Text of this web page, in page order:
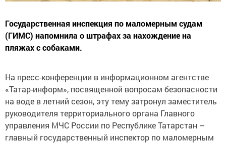
Государственная инспекция по маломерным судам
(ГИМС) напомнила о штрафах за нахождение на
пляжах с собаками.
На пресс-конференции в информационном агентстве
«Татар-информ», посвященной вопросам безопасности
на воде в летний сезон, эту тему затронул заместитель
руководителя территориального органа Главного
управления МЧС России по Республике Татарстан –
главный государственный инспектор по маломерным